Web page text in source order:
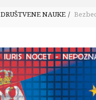
DRUŠTVENE NAUKE